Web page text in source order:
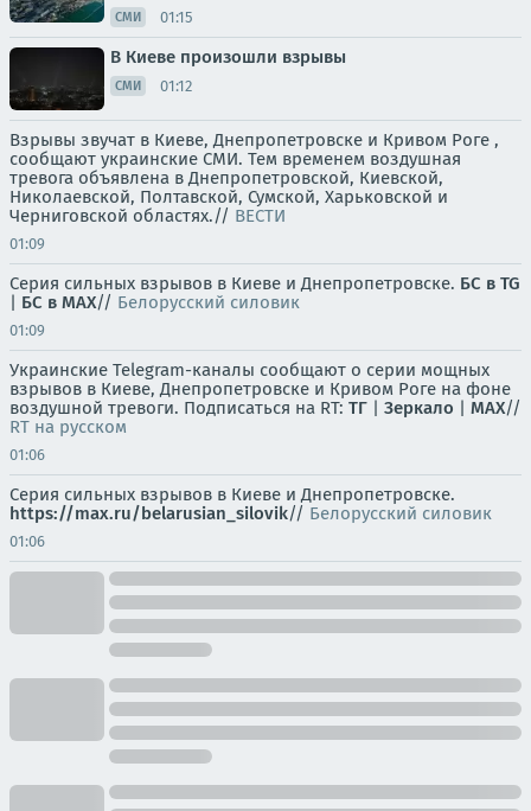
СМИ 01:15
В Киеве произошли взрывы
СМИ 01:12
Взрывы звучат в Киеве, Днепропетровске и Кривом Роге ,
сообщают украинские СМИ. Тем временем воздушная
тревога объявлена в Днепропетровской, Киевской,
Николаевской, Полтавской, Сумской, Харьковской и
Черниговской областях.// ВЕСТИ
01:09
Серия сильных взрывов в Киеве и Днепропетровске. БС в TG
| БС в МАХ// Белорусский силовик
01:09
Украинские Telegram-каналы сообщают о серии мощных
взрывов в Киеве, Днепропетровске и Кривом Роге на фоне
воздушной тревоги. Подписаться на RT: ТГ | Зеркало | MAX//
RT на русском
01:06
Серия сильных взрывов в Киеве и Днепропетровске.
https://max.ru/belarusian_silovik// Белорусский силовик
01:06